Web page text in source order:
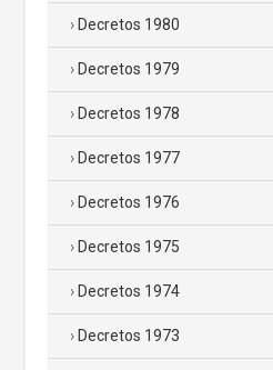
Decretos 1980
Decretos 1979
Decretos 1978
Decretos 1977
Decretos 1976
Decretos 1975
Decretos 1974
Decretos 1973